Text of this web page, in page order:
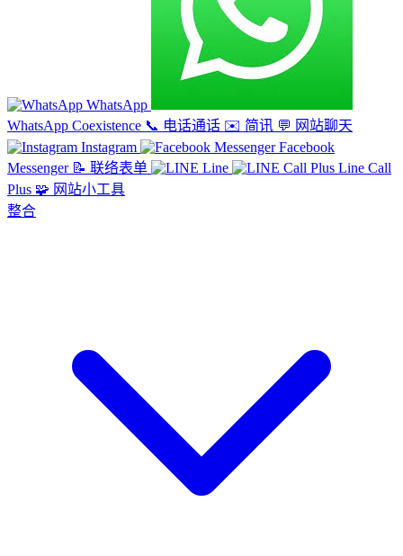
WhatsApp
WhatsApp Coexistence 📞 电话通话 ✉️ 简讯 💬 网站聊天
Instagram
Facebook
Messenger 📝 联络表单 Line
Line Call
Plus 🧩 网站小工具
整合